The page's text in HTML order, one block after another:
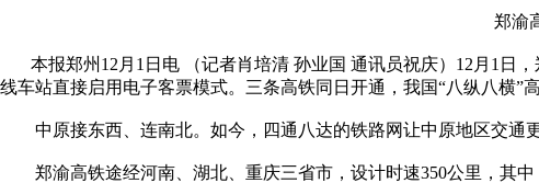
郑渝高
本报郑州12月1日电 （记者肖培清 孙业国 通讯员祝庆）12月1日
线车站直接启用电子客票模式。三条高铁同日开通，我国“八纵八横”
中原接东西、连南北。如今，四通八达的铁路网让中原地区交通更
郑渝高铁途经河南、湖北、重庆三省市，设计时速350公里，其中